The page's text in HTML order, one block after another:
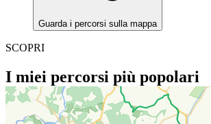
Guarda i percorsi sulla mappa
SCOPRI
I miei percorsi più popolari